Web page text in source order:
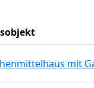
mit